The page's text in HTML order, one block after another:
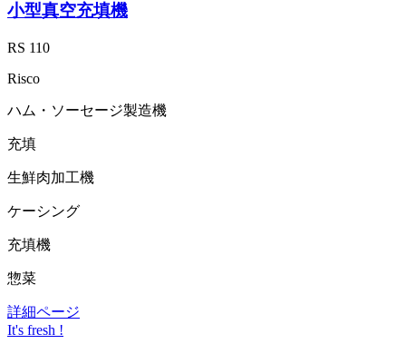
小型真空充填機
RS 110
Risco
ハム・ソーセージ製造機
充填
生鮮肉加工機
ケーシング
充填機
惣菜
詳細ページ
It's fresh !